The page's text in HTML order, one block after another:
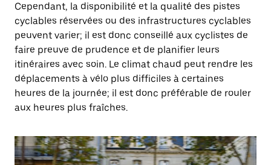
Cependant, la disponibilité et la qualité des pistes
cyclables réservées ou des infrastructures cyclables
peuvent varier; il est donc conseillé aux cyclistes de
faire preuve de prudence et de planifier leurs
itinéraires avec soin. Le climat chaud peut rendre les
déplacements à vélo plus difficiles à certaines
heures de la journée; il est donc préférable de rouler
aux heures plus fraîches.